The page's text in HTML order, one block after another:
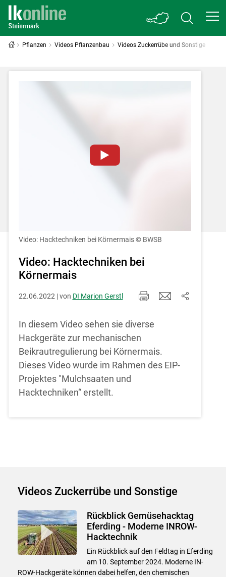
Pflanzen Videos Pflanzenbau Videos Zuckerrübe und Sonstige
Einstellungen jederzeit einsehen und
korrigieren
Cookies Einstellungen
Video: Hacktechniken bei Körnermais © BWSB
Video: Hacktechniken bei
Körnermais
22.06.2022 | von DI Marion Gerstl
In diesem Video sehen sie diverse
Hackgeräte zur mechanischen
Beikrautregulierung bei Körnermais.
Dieses Video wurde im Rahmen des EIP-
Projektes "Mulchsaaten und
Hacktechniken“ erstellt.
Videos Zuckerrübe und Sonstige
Rückblick Gemüsehacktag
Eferding - Moderne INROW-
Hacktechnik
Ein Rückblick auf den Feldtag in Eferding
am 10. September 2024. Moderne IN-
ROW-Hackgeräte können dabei helfen, den chemischen